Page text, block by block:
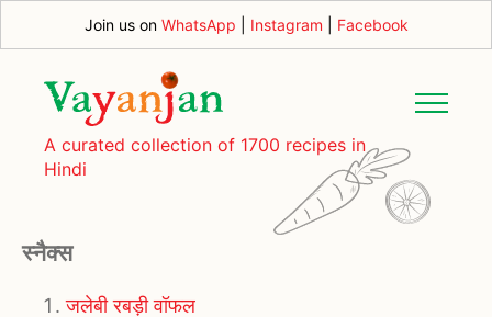
Join us on WhatsApp Instagram Facebook
A curated collection of 1700 recipes in
Hindi
स्नैक्स
जलेबी रबड़ी वॉफल